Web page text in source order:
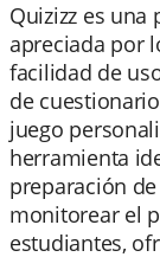
Quizizz es
apreciada por
facilidad de
de
juego
herramienta
preparación
monitorear el
estudiantes,